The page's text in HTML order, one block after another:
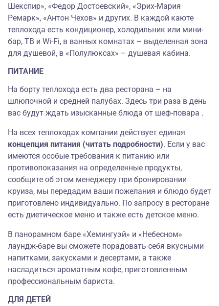
Шекспир», «Федор Достоевский», «Эрих-Мария
Ремарк», «Антон Чехов» и других. В каждой каюте
теплохода есть кондиционер, холодильник или мини-
бар, ТВ и Wi-Fi, в ванных комнатах – выделенная зона
для душевой, в «Полулюксах» – душевая кабина.
ПИТАНИЕ
На борту теплохода есть два ресторана – на
шлюпочной и средней палубах. Здесь три раза в день
вас будут ждать изысканные блюда от шеф-повара .
На всех теплоходах компании действует единая
концепция питания (читать подробности). Если у вас
имеются особые требования к питанию или
противопоказания на определенные продукты,
сообщите об этом менеджеру при бронировании
круиза, мы передадим ваши пожелания и блюдо будет
приготовлено индивидуально. По запросу в ресторане
есть диетическое меню и также есть детское меню.
В панорамном баре «Хемингуэй» и «Небесном»
лаундж-баре вы сможете порадовать себя вкусными
напитками, закусками и десертами, а также
насладиться ароматным кофе, приготовленным
профессиональным бариста.
ДЛЯ ДЕТЕЙ